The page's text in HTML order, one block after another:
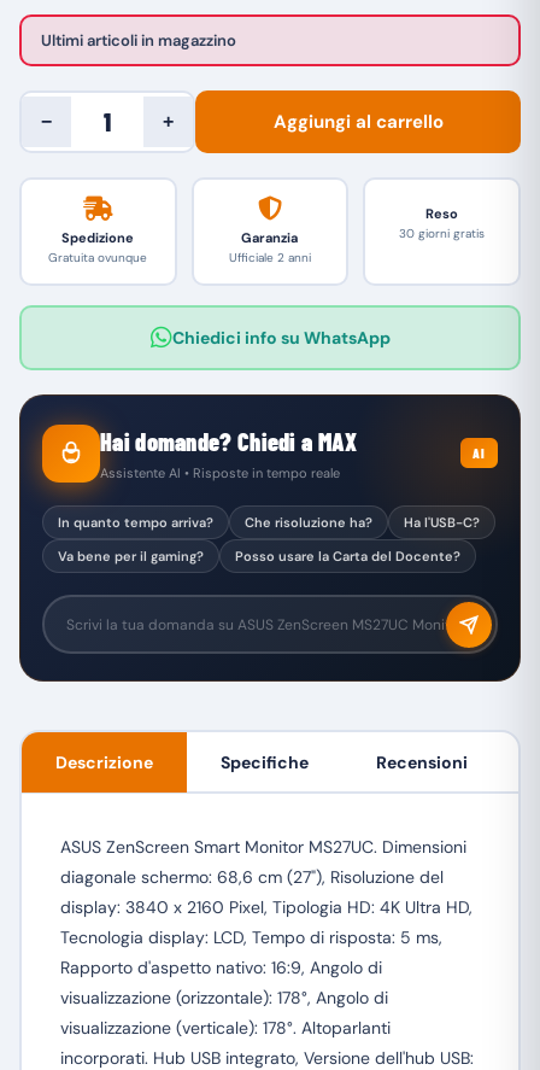
Ultimi articoli in magazzino
− + Aggiungi al carrello
Spedizione
Gratuita ovunque
Garanzia
Ufficiale 2 anni
Reso
30 giorni gratis
Chiedici info su WhatsApp
Hai domande? Chiedi a MAX
Assistente AI • Risposte in tempo reale
AI
In quanto tempo arriva? Che risoluzione ha?
Ha l'USB-C?
Va bene per il gaming?
Posso usare la Carta del Docente?
Descrizione Specifiche Recensioni
ASUS ZenScreen Smart Monitor MS27UC. Dimensioni
diagonale schermo: 68,6 cm (27"), Risoluzione del
display: 3840 x 2160 Pixel, Tipologia HD: 4K Ultra HD,
Tecnologia display: LCD, Tempo di risposta: 5 ms,
Rapporto d'aspetto nativo: 16:9, Angolo di
visualizzazione (orizzontale): 178°, Angolo di
visualizzazione (verticale): 178°. Altoparlanti
incorporati. Hub USB integrato, Versione dell'hub USB: